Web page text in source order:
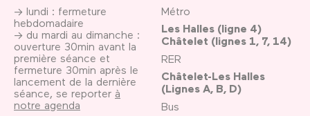
→ lundi : fermeture
hebdomadaire
→ du mardi au dimanche :
ouverture 30min avant la
première séance et
fermeture 30min après le
lancement de la dernière
séance, se reporter à
notre agenda
Métro
Les Halles (ligne 4)
Châtelet (lignes 1, 7, 14)
RER
Châtelet-Les Halles
(Lignes A, B, D)
Bus